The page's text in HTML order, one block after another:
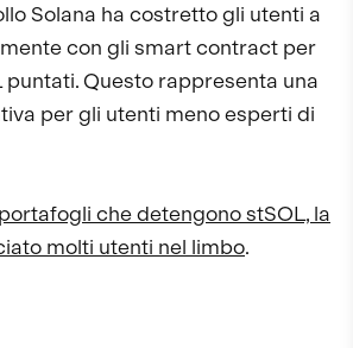
Solana ha costretto gli utenti a
con gli smart contract per
puntati. Questo rappresenta una
per gli utenti meno esperti di
che detengono stSOL, la
molti utenti nel limbo.